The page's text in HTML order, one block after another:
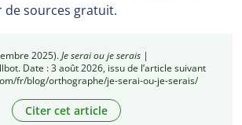
sources gratuit.
2025).Je serai ou je serais |
Date : 3 août 2026, issu de l’article suivant
fr/blog/orthographe/je-serai-ou-je-serais/
Citer cet article